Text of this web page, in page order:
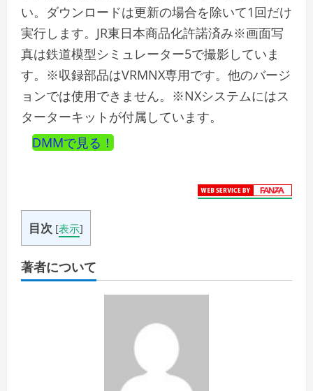
い。ダウンロードは更新の場合を除いて1回だけ
実行します。JR東日本商品化許諾済み※画面写
真は鉄道模型シミュレーター5で撮影していま
す。※収録部品はVRMNX専用です。他のバージ
ョンでは使用できません。※NXシステムにはス
ターターキットが付属しています。
DMMで見る！
目次 [表示]
著者について